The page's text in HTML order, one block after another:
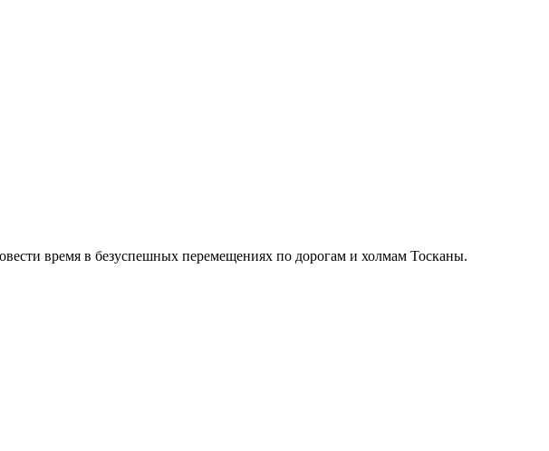
время в безуспешных перемещениях по дорогам и холмам Тосканы.